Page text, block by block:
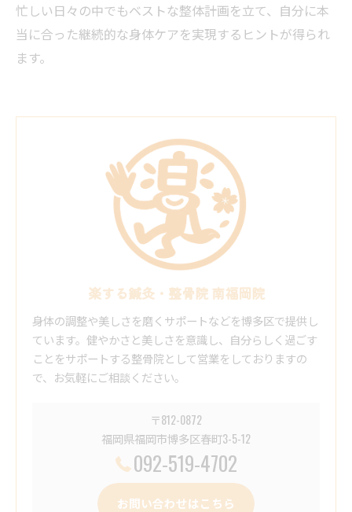
忙しい日々の中でもベストな整体計画を立て、自分に本
当に合った継続的な身体ケアを実現するヒントが得られ
ます。
楽する鍼灸・整骨院 南福岡院
身体の調整や美しさを磨くサポートなどを博多区で提供し
ています。健やかさと美しさを意識し、自分らしく過ごす
ことをサポートする整骨院として営業をしておりますの
で、お気軽にご相談ください。
〒812-0872
福岡県福岡市博多区春町3-5-12
092-519-4702
お問い合わせはこちら